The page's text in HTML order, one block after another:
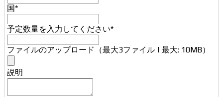
国*
予定数量を入力してください*
ファイルのアップロード（最大3ファイル | 最大: 10MB）
説明